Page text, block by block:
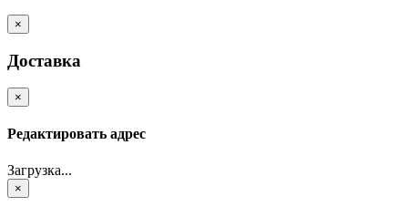
×
Доставка
×
Редактировать адрес
Загрузка...
×